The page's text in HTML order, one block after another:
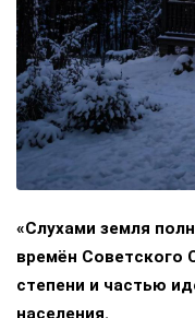
«Слухами земля
времён Советского
степени и частью
населения.